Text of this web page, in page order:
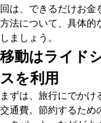
回は、できるだけお金
方法について、具体的
しましょう。
移動はライド
スを利用
まずは、旅行にでか
交通費。節約するため